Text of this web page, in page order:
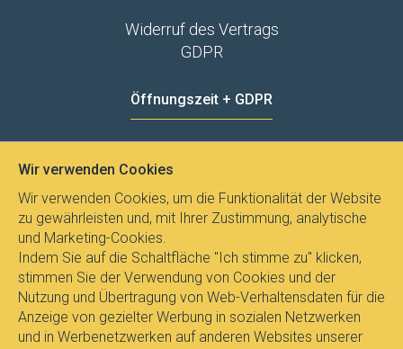
Widerruf des Vertrags
GDPR
Öffnungszeit + GDPR
Wir verwenden Cookies
Wir verwenden Cookies, um die Funktionalität der Website
zu gewährleisten und, mit Ihrer Zustimmung, analytische
und Marketing-Cookies.
Indem Sie auf die Schaltfläche "Ich stimme zu" klicken,
stimmen Sie der Verwendung von Cookies und der
Nutzung und Übertragung von Web-Verhaltensdaten für die
Anzeige von gezielter Werbung in sozialen Netzwerken
und in Werbenetzwerken auf anderen Websites unserer